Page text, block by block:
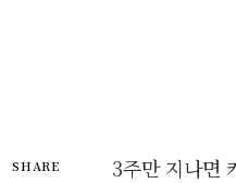
SHARE 3주만 지나면